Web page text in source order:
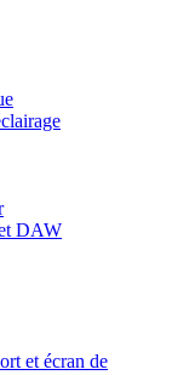
DAW
et écran de